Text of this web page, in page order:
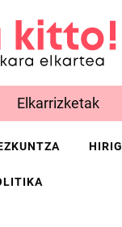
Elkarrizketak